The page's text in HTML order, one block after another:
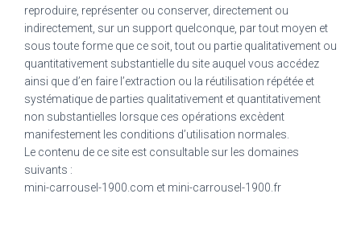
reproduire, représenter ou conserver, directement ou
indirectement, sur un support quelconque, par tout moyen et
sous toute forme que ce soit, tout ou partie qualitativement ou
quantitativement substantielle du site auquel vous accédez
ainsi que d’en faire l’extraction ou la réutilisation répétée et
systématique de parties qualitativement et quantitativement
non substantielles lorsque ces opérations excèdent
manifestement les conditions d’utilisation normales.
Le contenu de ce site est consultable sur les domaines
suivants :
mini-carrousel-1900.com et mini-carrousel-1900.fr